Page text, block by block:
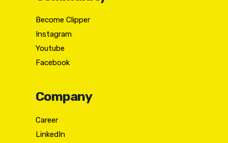
Become Clipper
Instagram
Youtube
Facebook
Company
Career
LinkedIn